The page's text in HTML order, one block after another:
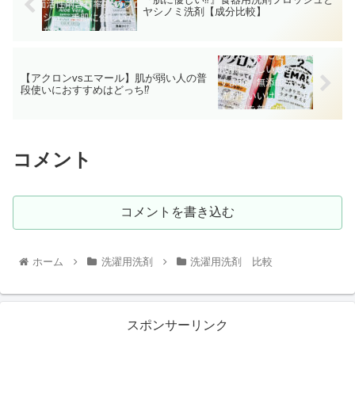
ヤシノミ洗剤【成分比較】
【アクロンvsエマール】肌が弱い人の普
段使いにおすすめはどっち⁉
コメント
コメントを書き込む
ホーム 洗濯用洗剤 洗濯用洗剤 比較
スポンサーリンク